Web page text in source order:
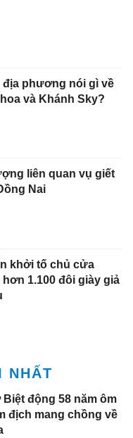
địa phương nói gì về
và Khánh Sky?
liên quan vụ giết
Nai
khởi tố chủ cửa
hơn 1.100 đôi giày giả
NHẤT
động 58 năm ôm
địch mang chồng về